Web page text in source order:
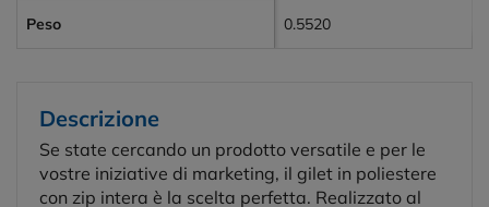
Peso 0.5520
Descrizione
Se state cercando un prodotto versatile e per le
vostre iniziative di marketing, il gilet in poliestere
con zip intera è la scelta perfetta. Realizzato al